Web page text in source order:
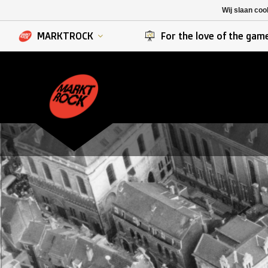
MARKTROCK For the love of the
Wij slaan